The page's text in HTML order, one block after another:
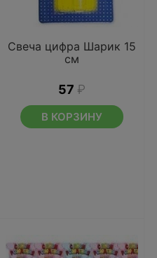
Свеча цифра Шарик 15
см
57 ₽
В КОРЗИНУ